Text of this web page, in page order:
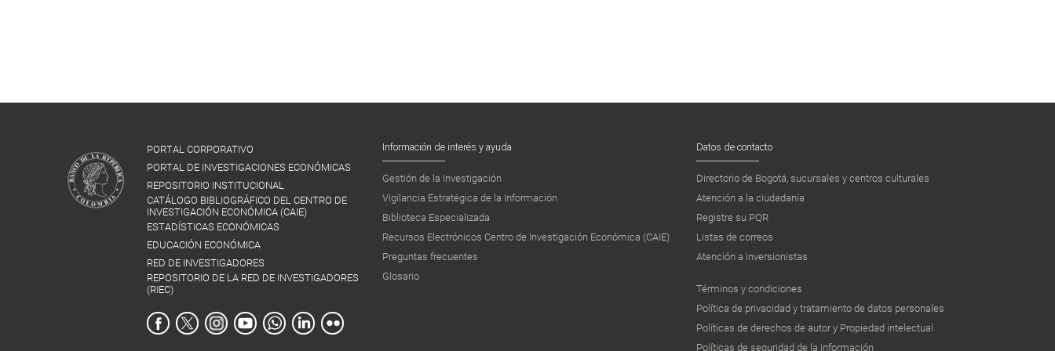
PORTAL CORPORATIVO
PORTAL DE INVESTIGACIONES ECONÓMICAS
REPOSITORIO INSTITUCIONAL
CATÁLOGO BIBLIOGRÁFICO DEL CENTRO DE
INVESTIGACIÓN ECONÓMICA (CAIE)
ESTADÍSTICAS ECONÓMICAS
EDUCACIÓN ECONÓMICA
RED DE INVESTIGADORES
REPOSITORIO DE LA RED DE INVESTIGADORES
(RIEC)
Información de interés y ayuda
Gestión de la Investigación
Vigilancia Estratégica de la Información
Biblioteca Especializada
Recursos Electrónicos Centro de Investigación Económica (CAIE)
Preguntas frecuentes
Glosario
Datos de contacto
Directorio de Bogotá, sucursales y centros culturales
Atención a la ciudadanía
Registre su PQR
Listas de correos
Atención a inversionistas
Términos y condiciones
Política de privacidad y tratamiento de datos personales
Políticas de derechos de autor y Propiedad intelectual
Políticas de seguridad de la información